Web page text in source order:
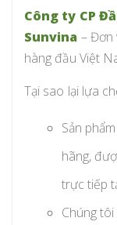
Công ty CP
Sunvina – Đơn
hàng đầu Việt
Tại sao lại lựa
Sản
hãng,
trực tiếp
Chúng